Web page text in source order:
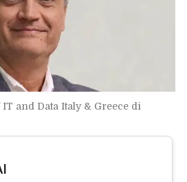
and Data Italy & Greece di